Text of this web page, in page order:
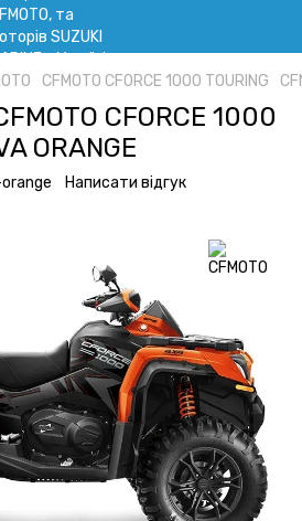
CFMOTO CFORCE 1000 TOURING
CFORCE 1000
ORANGE
Написати відгук